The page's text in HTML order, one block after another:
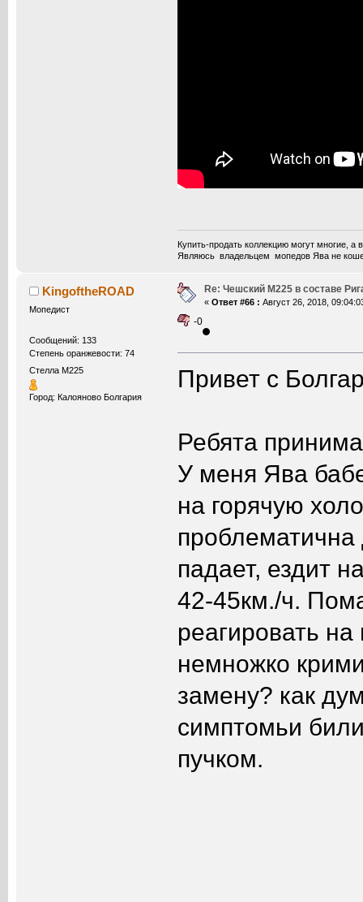
Купить-продать коллекцию могут многие, а
Являюсь владельцем мопедов Ява не
KingoftheROAD
Мопедист
Сообщений: 133
Степень оранжевости: 74
Стелла М225
Город: Калояново Болгария
Re: Чешский М225 в составе
« Ответ #66 : Август 26, 2018,
-0
Привет с
Ребята
У меня Ява
на горячую
падает, ездит
42-45км./ч.
реагировать
немножко
замену? как
симптомьи
пучком.